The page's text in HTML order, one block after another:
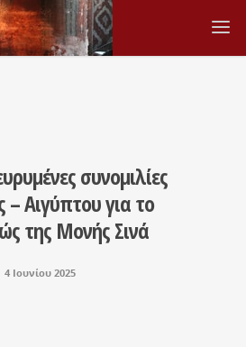
συνομιλίες
– Αιγύπτου για το
της Μονής Σινά
4 Ιουνίου 2025